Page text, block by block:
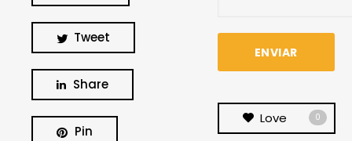
Tweet
Share
Pin
Love 0